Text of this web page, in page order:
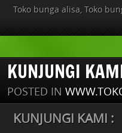
Toko bunga alisa, Toko
KUNJUNGI
POSTED IN
KUNJUNGI KAMI :